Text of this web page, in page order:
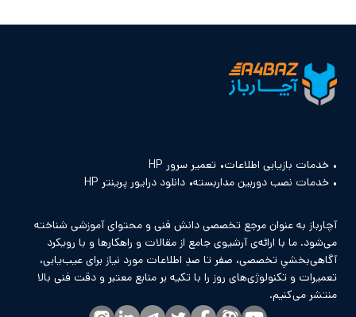
خدمات بازیابی اطلاعات تعمیر سرور HP
خدمات نصب دوربین مداربسته دانلود درایور پرینتر HP
آچارباز به عنوان مرجع تخصصی دانش فنی و محتوای آموزشی شناخته
می‌شود. ما با ارائه‌ی آرشیوی جامع از مقالات و راهکارها و با رویکرد
آگاهی‌بخشیِ تخصصی، صفر تا صدِ اطلاعات مورد نیاز برای عیب‌یابی،
تعمیرات و تکنولوژی‌های روز را با تکیه بر منابع معتبر و دقت فنی بالا
منتشر می‌کنیم.